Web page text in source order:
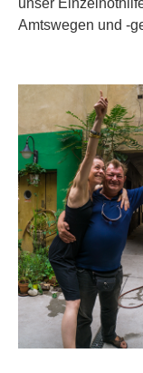
unser
Amtswegen und -